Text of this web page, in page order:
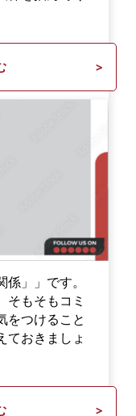
」」です。
そもそもコミ
をつけること
ておきましょ